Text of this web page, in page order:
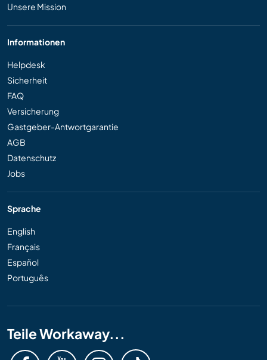
Unsere Mission
Informationen
Helpdesk
Sicherheit
FAQ
Versicherung
Gastgeber-Antwortgarantie
AGB
Datenschutz
Jobs
Sprache
English
Français
Español
Português
Teile Workaway...